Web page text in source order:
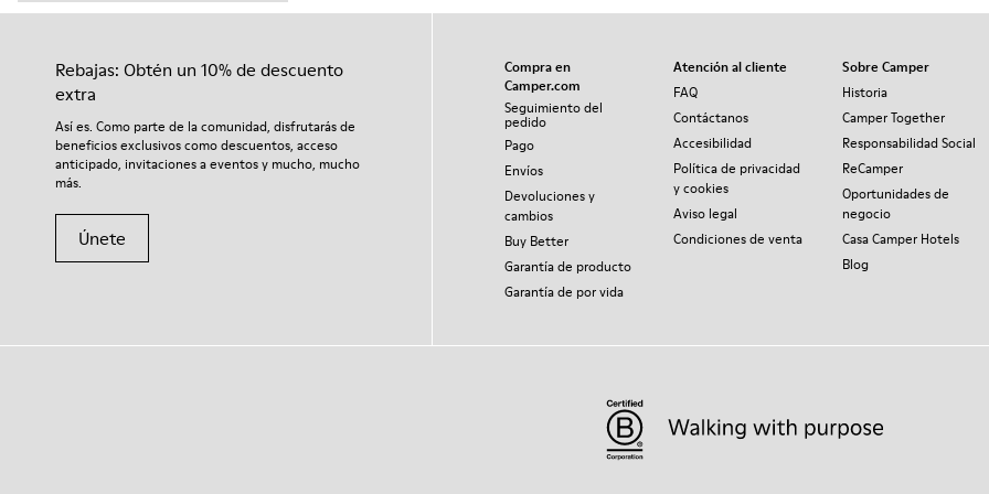
Rebajas: Obtén un 10% de descuento
extra
Así es. Como parte de la comunidad, disfrutarás de
beneficios exclusivos como descuentos, acceso
anticipado, invitaciones a eventos y mucho, mucho
más.
Únete
Compra en
Camper.com
Seguimiento del
pedido
Pago
Envíos
Devoluciones y
cambios
Buy Better
Garantía de producto
Garantía de por vida
Atención al cliente
FAQ
Contáctanos
Accesibilidad
Política de privacidad
y cookies
Aviso legal
Condiciones de venta
Sobre Camper
Historia
Camper Together
Responsabilidad Social
ReCamper
Oportunidades de
negocio
Casa Camper Hotels
Blog